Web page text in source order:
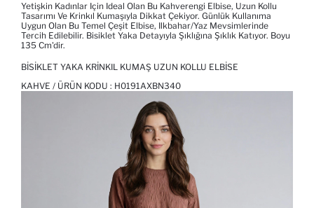
Yetişkin Kadınlar Için Ideal Olan Bu Kahverengi Elbise, Uzun Kollu
Tasarımı Ve Krinkıl Kumaşıyla Dikkat Çekiyor. Günlük Kullanıma
Uygun Olan Bu Temel Çeşit Elbise, Ilkbahar/yaz Mevsimlerinde
Tercih Edilebilir. Bisiklet Yaka Detayıyla Şıklığına Şıklık Katıyor. Boyu
135 Cm'dir.
BISIKLET YAKA KRINKIL KUMAŞ UZUN KOLLU ELBISE
KAHVE / ÜRÜN KODU : H0191AXBN340